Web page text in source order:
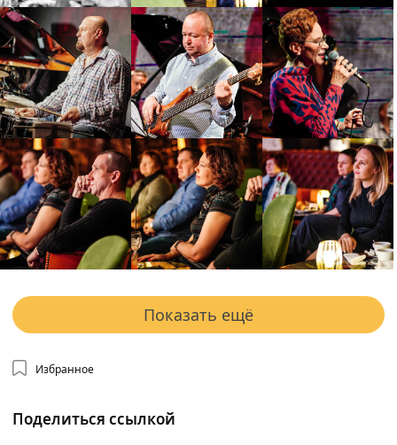
Показать ещё
Избранное
Поделиться ссылкой